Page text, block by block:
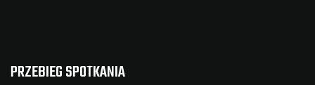
PRZEBIEG SPOTKANIA